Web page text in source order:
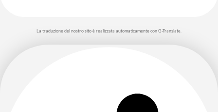
La traduzione del nostro sito è realizzata automaticamente con G-Translate.